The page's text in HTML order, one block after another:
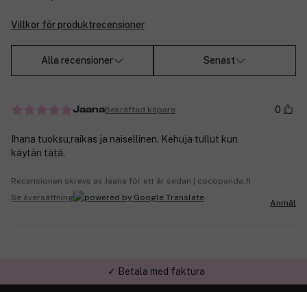
Villkor för produktrecensioner
Alla recensioner Senast
JaanaBekräftad köpare 0
Ihana tuoksu,raikas ja naisellinen. Kehuja tullut kun
käytän tätä.
Recensionen skrevs av Jaana för ett år sedan | cocopanda.fi
Se översättning
Anmäl
✓ Trygg E-handel